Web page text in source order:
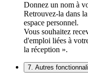
Donnez un nom à
Retrouvez-la dans
espace personnel.
Vous souhaitez
d'emploi liées à
la réception ».
7. Autres